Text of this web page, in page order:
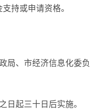
持或申请资格。
局、市经济信息化委负
日起三十日后实施。